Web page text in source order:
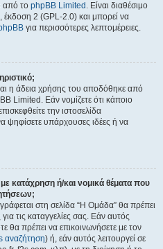
από το phpBB Limited . Είναι διαθέσιμο
2 (GPL-2.0) και μπορεί να
για περισσότερες λεπτομέρειες.
η άδεια χρήσης του αποδόθηκε από
Limited. Εάν νομίζετε ότι κάποιο
την ιστοσελίδα
ψηφίσετε υπάρχουσες ιδέες ή να
κατάχρηση ή/και νομικά θέματα που
στη σελίδα “Η Ομάδα” θα πρέπει
τις καταγγελίες σας. Εάν αυτός
θα πρέπει να επικοινωνήσετε με τον
αναζήτηση) ή, εάν αυτός λειτουργεί σε